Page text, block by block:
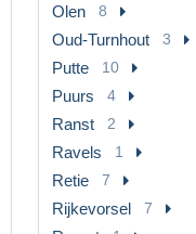
Olen 8
Oud-Turnhout 3
Putte 10
Puurs 4
Ranst 2
Ravels 1
Retie 7
Rijkevorsel 7